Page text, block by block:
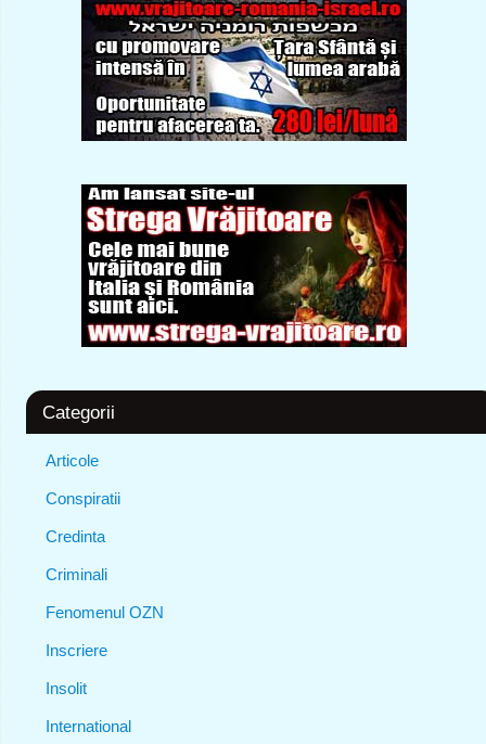
Categorii
Articole
Conspiratii
Credinta
Criminali
Fenomenul OZN
Inscriere
Insolit
International